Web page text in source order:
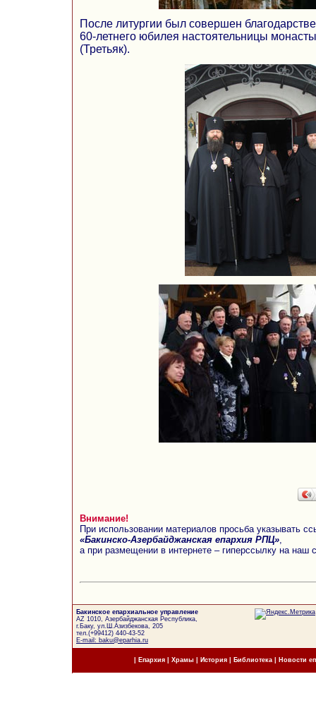
После литургии был совершен
60-летнего юбилея настоятельницы
(Третьяк).
Внимание!
При использовании материалов просьба указывать
«Бакинско-Азербайджанская епархия РПЦ»
а при размещении в интернете – гиперссылку на наш
Бакинское епархиальное управление
AZ 1010, Азербайджанская Республика,
г.Баку, ул.Ш.Азизбекова, 205
тел.(+99412) 440-43-52
E-mail: baku@eparhia.ru
Епархия| Храмы История| Библиотека Новости